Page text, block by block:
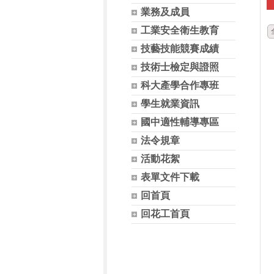
業務及成員
工業安全衛生教育
技藝技能競賽成績
技術士檢定與證照
科大產學合作專班
學生就業資訊
國中適性輔導專區
法令規章
活動花絮
表單文件下載
回首頁
回花工首頁